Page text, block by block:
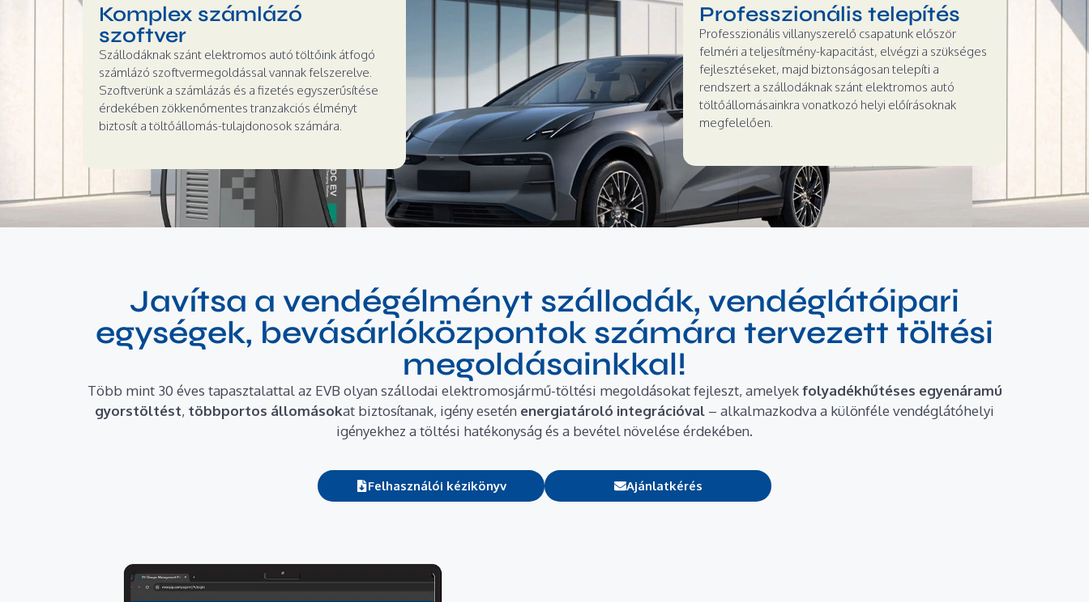
Komplex számlázó
szoftver
Szállodáknak szánt elektromos autó töltőink átfogó
számlázó szoftvermegoldással vannak felszerelve.
Szoftverünk a számlázás és a fizetés egyszerűsítése
érdekében zökkenőmentes tranzakciós élményt
biztosít a töltőállomás-tulajdonosok számára.
Professzionális telepítés
Professzionális villanyszerelő csapatunk először
felméri a teljesítmény-kapacitást, elvégzi a szükséges
fejlesztéseket, majd biztonságosan telepíti a
rendszert a szállodáknak szánt elektromos autó
töltőállomásainkra vonatkozó helyi előírásoknak
megfelelően.
Javítsa a vendégélményt szállodák, vendéglátóipari
egységek, bevásárlóközpontok számára tervezett töltési
megoldásainkkal!
Több mint 30 éves tapasztalattal az EVB olyan szállodai elektromosjármű-töltési megoldásokat fejleszt, amelyekfolyadékhűtéses egyenáramú
gyorstöltést, többportos állomásokat biztosítanak, igény esetén energiatároló integrációval – alkalmazkodva a különféle vendéglátóhelyi
igényekhez a töltési hatékonyság és a bevétel növelése érdekében.
Felhasználói kézikönyv Ajánlatkérés